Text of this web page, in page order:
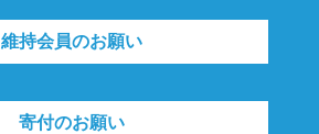
維持会員のお願い
寄付のお願い